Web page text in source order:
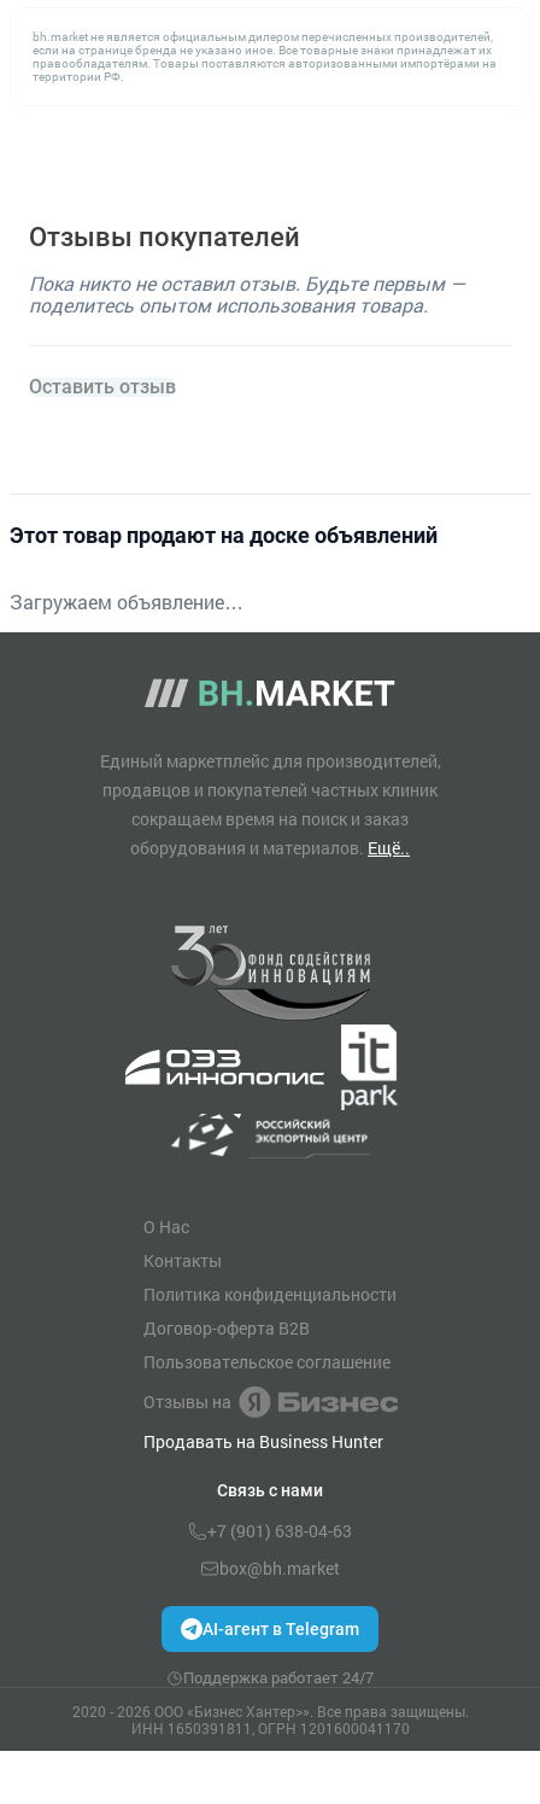
bh.market не является официальным дилером перечисленных производителей,
если на странице бренда не указано иное. Все товарные знаки принадлежат их
правообладателям. Товары поставляются авторизованными импортёрами на
территории РФ.
Отзывы покупателей
Пока никто не оставил отзыв. Будьте первым —
поделитесь опытом использования товара.
Оставить отзыв
Этот товар продают на доске объявлений
Загружаем объявление…
Единый маркетплейс для производителей,
продавцов и покупателей частных клиник
сокращаем время на поиск и заказ
оборудования и материалов. Ещё..
О Нас
Контакты
Политика конфиденциальности
Договор-оферта B2B
Пользовательское соглашение
Отзывы на
Продавать на Business Hunter
Связь с нами
+7 (901) 638-04-63
box@bh.market
AI-агент в Telegram
Поддержка работает 24/7
2020 - 2026 ООО «Бизнес Хантер>». Все права защищены.
ИНН 1650391811, ОГРН 1201600041170